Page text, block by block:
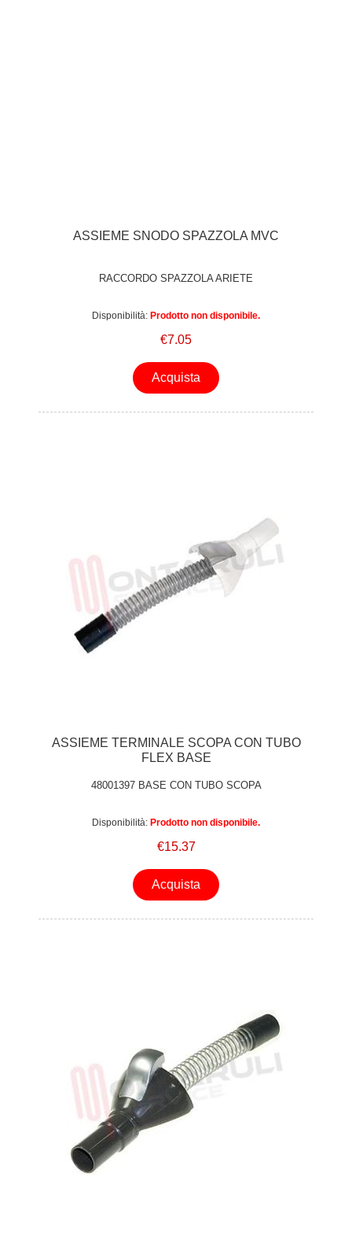
ASSIEME SNODO SPAZZOLA MVC
RACCORDO SPAZZOLA ARIETE
Disponibilità: Prodotto non disponibile.
€7.05
Acquista
ASSIEME TERMINALE SCOPA CON TUBO
FLEX BASE
48001397 BASE CON TUBO SCOPA
Disponibilità: Prodotto non disponibile.
€15.37
Acquista